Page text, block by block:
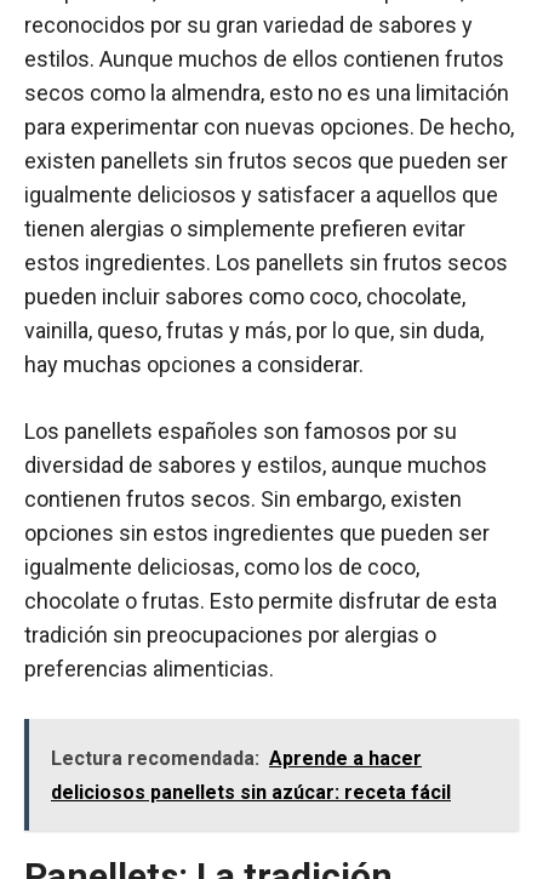
reconocidos por su gran variedad de sabores y
estilos. Aunque muchos de ellos contienen frutos
secos como la almendra, esto no es una limitación
para experimentar con nuevas opciones. De hecho,
existen panellets sin frutos secos que pueden ser
igualmente deliciosos y satisfacer a aquellos que
tienen alergias o simplemente prefieren evitar
estos ingredientes. Los panellets sin frutos secos
pueden incluir sabores como coco, chocolate,
vainilla, queso, frutas y más, por lo que, sin duda,
hay muchas opciones a considerar.
Los panellets españoles son famosos por su
diversidad de sabores y estilos, aunque muchos
contienen frutos secos. Sin embargo, existen
opciones sin estos ingredientes que pueden ser
igualmente deliciosas, como los de coco,
chocolate o frutas. Esto permite disfrutar de esta
tradición sin preocupaciones por alergias o
preferencias alimenticias.
Lectura recomendada: Aprende a hacer
deliciosos panellets sin azúcar: receta fácil